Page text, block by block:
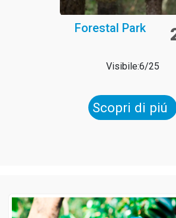
Forestal Park
Visibile:6/25
Scopri di piú